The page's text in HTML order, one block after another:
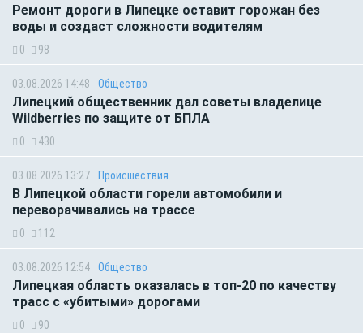
Ремонт дороги в Липецке оставит горожан без
воды и создаст сложности водителям
0 98
03.08.2026 14:48 Общество
Липецкий общественник дал советы владелице
Wildberries по защите от БПЛА
0 430
03.08.2026 13:27 Происшествия
В Липецкой области горели автомобили и
переворачивались на трассе
0 112
03.08.2026 12:54 Общество
Липецкая область оказалась в топ-20 по качеству
трасс с «убитыми» дорогами
0 90